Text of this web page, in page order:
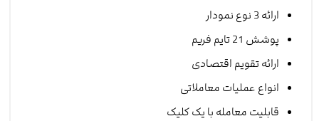
ارائه 3 نوع نمودار
پوشش 21 تایم فریم
ارائه تقویم اقتصادی
انواع عملیات معاملاتی
قابلیت معامله با یک کلیک